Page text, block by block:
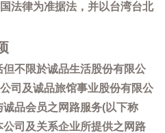
法律为准据法，并以台湾台北
不限於诚品生活股份有限公
司及诚品旅馆事业股份有限公
品会员之网路服务(以下称
公司及关系企业所提供之网路